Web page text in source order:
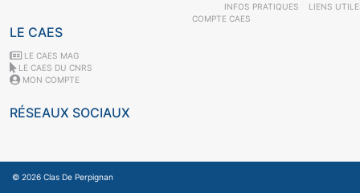
INFOS PRATIQUES
LIENS
COMPTE CAES
LE CAES
LE CAES MAG
LE CAES DU CNRS
MON COMPTE
RÉSEAUX SOCIAUX
© 2026 Clas De Perpignan